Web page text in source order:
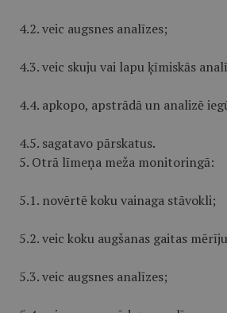
4.2. veic augsnes analīzes;
4.3. veic skuju vai lapu ķīmiskās
4.4. apkopo, apstrādā un analizē
4.5. sagatavo pārskatus.
5. Otrā līmeņa meža monitoringā:
5.1. novērtē koku vainaga stāvokli;
5.2. veic koku augšanas gaitas
5.3. veic augsnes analīzes;